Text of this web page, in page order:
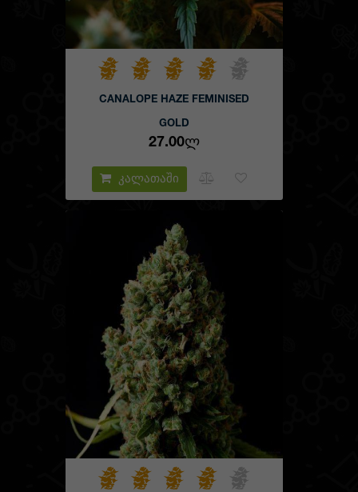
CANALOPE HAZE FEMINISED
GOLD
27.00Ლ
კალათაში